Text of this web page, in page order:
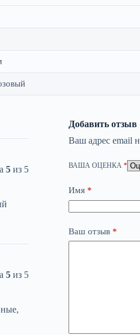
5 из 5
5 из 5
Добавить отзыв
Ваш адрес email
ВАША ОЦЕНКА *
Имя*
Ваш отзыв *